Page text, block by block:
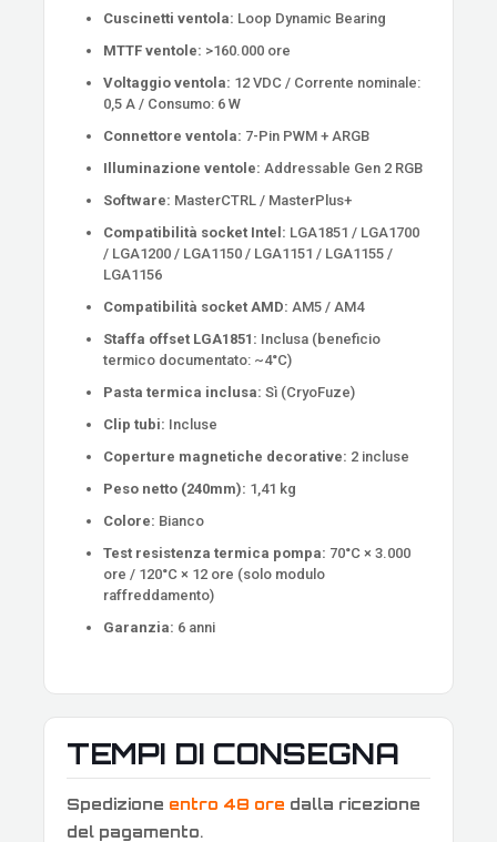
Cuscinetti ventola: Loop Dynamic Bearing
MTTF ventole: >160.000 ore
Voltaggio ventola: 12 VDC / Corrente nominale:
0,5 A / Consumo: 6 W
Connettore ventola: 7-Pin PWM + ARGB
Illuminazione ventole: Addressable Gen 2 RGB
Software: MasterCTRL / MasterPlus+
Compatibilità socket Intel: LGA1851 / LGA1700
/ LGA1200 / LGA1150 / LGA1151 / LGA1155 /
LGA1156
Compatibilità socket AMD: AM5 / AM4
Staffa offset LGA1851: Inclusa (beneficio
termico documentato: ~4°C)
Pasta termica inclusa: Sì (CryoFuze)
Clip tubi: Incluse
Coperture magnetiche decorative: 2 incluse
Peso netto (240mm): 1,41 kg
Colore: Bianco
Test resistenza termica pompa: 70°C × 3.000
ore / 120°C × 12 ore (solo modulo
raffreddamento)
Garanzia: 6 anni
TEMPI DI CONSEGNA
Spedizione entro 48 ore dalla ricezione
del pagamento.